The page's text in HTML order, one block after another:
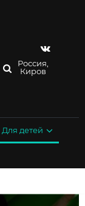
Россия,
Киров
Для детей